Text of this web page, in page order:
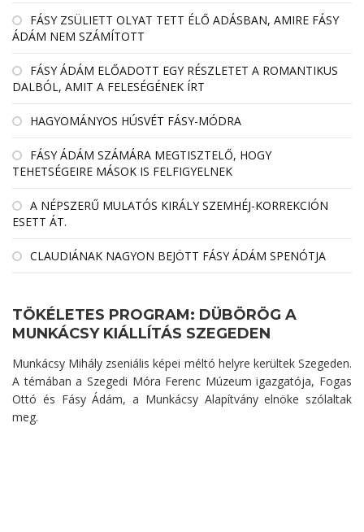
FÁSY ZSÜLIETT OLYAT TETT ÉLŐ ADÁSBAN, AMIRE FÁSY
ÁDÁM NEM SZÁMÍTOTT
FÁSY ÁDÁM ELŐADOTT EGY RÉSZLETET A ROMANTIKUS
DALBÓL, AMIT A FELESÉGÉNEK ÍRT
HAGYOMÁNYOS HÚSVÉT FÁSY-MÓDRA
FÁSY ÁDÁM SZÁMÁRA MEGTISZTELŐ, HOGY
TEHETSÉGEIRE MÁSOK IS FELFIGYELNEK
A NÉPSZERŰ MULATÓS KIRÁLY SZEMHÉJ-KORREKCIÓN
ESETT ÁT.
CLAUDIÁNAK NAGYON BEJÖTT FÁSY ÁDÁM SPENÓTJA
TÖKÉLETES PROGRAM: DÜBÖRÖG A
MUNKÁCSY KIÁLLÍTÁS SZEGEDEN
Munkácsy Mihály zseniális képei méltó helyre kerültek Szegeden.
A témában a Szegedi Móra Ferenc Múzeum igazgatója, Fogas
Ottó és Fásy Ádám, a Munkácsy Alapítvány elnöke szólaltak
meg.